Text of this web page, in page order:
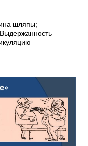
шляпы;